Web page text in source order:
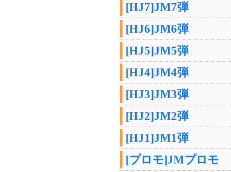
[HJ7]JM7弾
[HJ6]JM6弾
[HJ5]JM5弾
[HJ4]JM4弾
[HJ3]JM3弾
[HJ2]JM2弾
[HJ1]JM1弾
[プロモ]JMプロモ